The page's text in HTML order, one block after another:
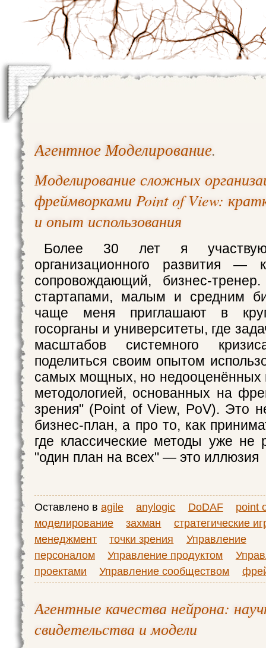
Агентное Моделирование.
Моделирование сложных
фреймворками Point of View:
и опыт использования
Более 30 лет я
организационного развития —
сопровождающий, бизнес-
стартапами, малым и средним
чаще меня приглашают в
госорганы и университеты, где
масштабов системного
поделиться своим опытом
самых мощных, но недооценённых
методологией, основанных на
зрения" (Point of View, PoV). Это
бизнес-план, а про то, как
где классические методы уже не
"один план на всех" — это иллюзия
Оставлено в agile anylogic DoDAF
point
моделирование
захман
стратегические
менеджмент
точки зрения
Управление
персоналом
Управление продуктом
проектами
Управление сообществом
Агентные качества нейрона:
свидетельства и модели